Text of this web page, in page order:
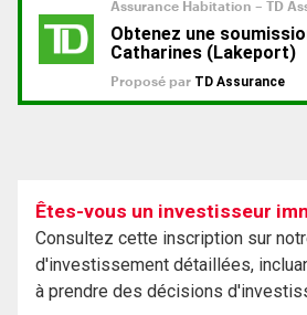
Êtes-vous un investisseur
Consultez cette inscription sur
d'investissement détaillées,
à prendre des décisions